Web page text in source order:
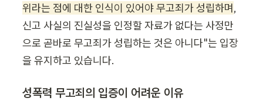
위라는 점에 대한 인식이 있어야 무고죄가 성립하며,
신고 사실의 진실성을 인정할 자료가 없다는 사정만
으로 곧바로 무고죄가 성립하는 것은 아니다"는 입장
을 유지하고 있습니다.
성폭력 무고죄의 입증이 어려운 이유